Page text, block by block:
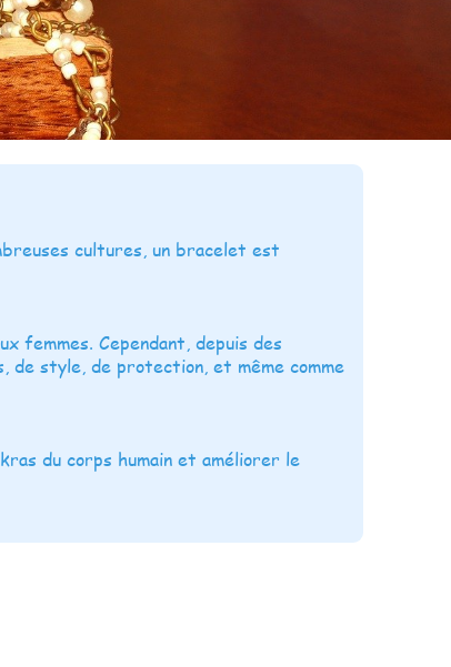
cultures, un bracelet est
femmes. Cependant, depuis des
de style, de protection, et même comme
du corps humain et améliorer le